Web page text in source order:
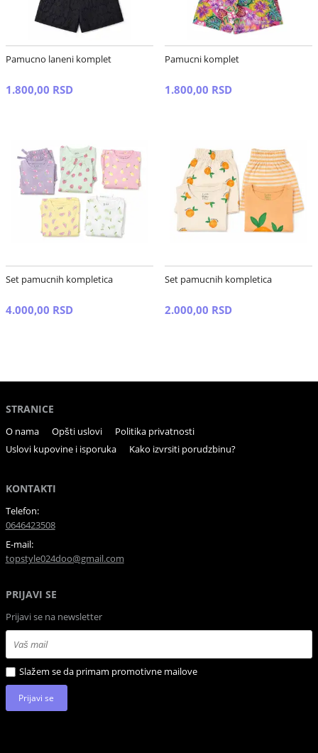
Pamucno laneni komplet
1.800,00 RSD
Pamucni komplet
1.800,00 RSD
Set pamucnih kompletica
4.000,00 RSD
Set pamucnih kompletica
2.000,00 RSD
STRANICE
O nama Opšti uslovi
Politika privatnosti
Uslovi kupovine i isporuka
Kako izvrsiti porudzbinu?
KONTAKTI
Telefon:
0646423508
E-mail:
topstyle024doo@gmail.com
PRIJAVI SE
Prijavi se na newsletter
Slažem se da primam promotivne mailove
Prijavi se